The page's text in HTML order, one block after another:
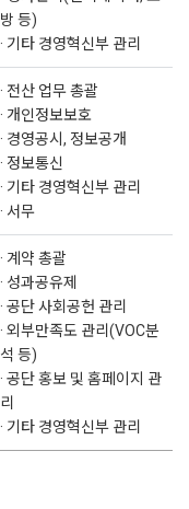
방 등)
· 기타 경영혁신부 관리
· 전산 업무 총괄
· 개인정보보호
· 경영공시, 정보공개
· 정보통신
· 기타 경영혁신부 관리
· 서무
· 계약 총괄
· 성과공유제
· 공단 사회공헌 관리
· 외부만족도 관리(VOC분
석 등)
· 공단 홍보 및 홈페이지 관
리
· 기타 경영혁신부 관리